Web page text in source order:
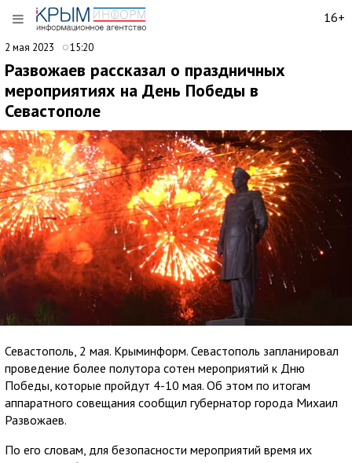
16+
2 мая 2023 15:20
Развожаев рассказал о праздничных
мероприятиях на День Победы в
Севастополе
Севастополь, 2 мая. Крыминформ. Севастополь запланировал
проведение более полутора сотен мероприятий к Дню
Победы, которые пройдут 4-10 мая. Об этом по итогам
аппаратного совещания сообщил губернатор города Михаил
Развожаев.
По его словам, для безопасности мероприятий время их